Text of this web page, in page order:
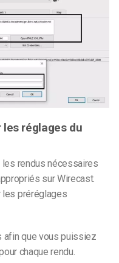
réglages du
rendus nécessaires
sur Wirecast.
les préréglages
afin que vous puissiez
chaque rendu.